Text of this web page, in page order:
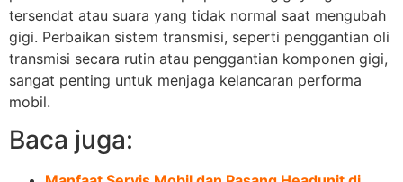
tersendat atau suara yang tidak normal saat mengubah
gigi. Perbaikan sistem transmisi, seperti penggantian oli
transmisi secara rutin atau penggantian komponen gigi,
sangat penting untuk menjaga kelancaran performa
mobil.
Baca juga: